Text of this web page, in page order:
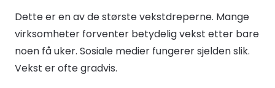
Dette er en av de største vekstdreperne. Mange
virksomheter forventer betydelig vekst etter bare
noen få uker. Sosiale medier fungerer sjelden slik.
Vekst er ofte gradvis.